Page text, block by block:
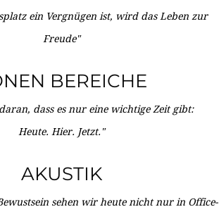
ein Vergnügen ist, wird das Leben zur
Freude"
BEREICHE
dass es nur eine wichtige Zeit gibt:
Heute. Hier. Jetzt."
AKUSTIK
sehen wir heute nicht nur in Office-